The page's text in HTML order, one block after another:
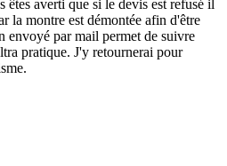
averti que si le devis est refusé il
la montre est démontée afin d'être
envoyé par mail permet de suivre
pratique. J'y retournerai pour